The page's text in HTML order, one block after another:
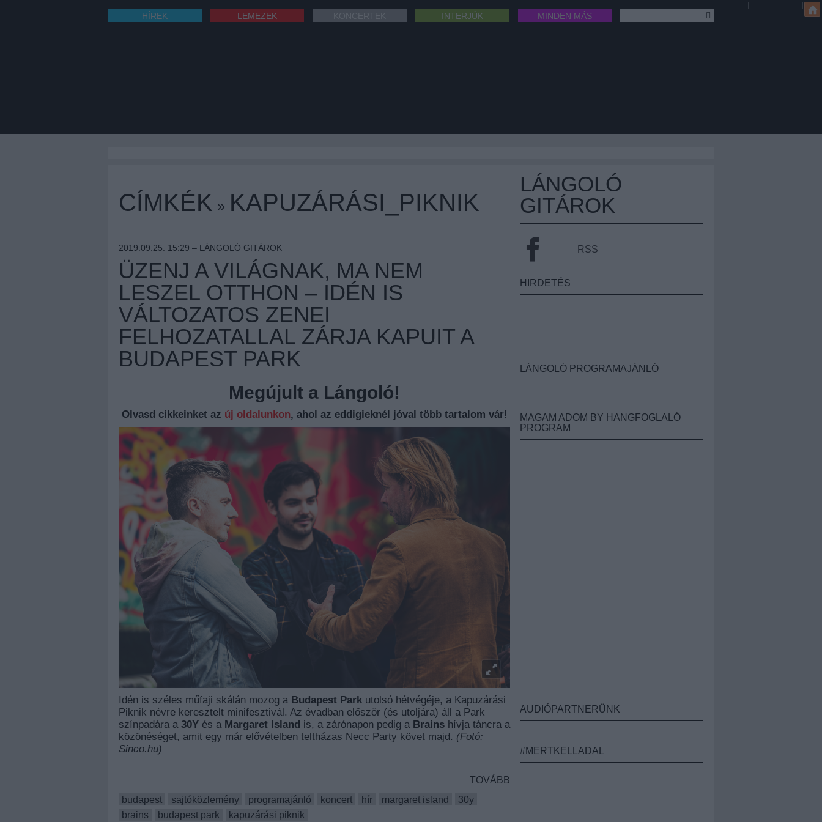
HÍREK LEMEZEK INTERJÚK MINDEN MÁS
CÍMKÉK » KAPUZÁRÁSI_PIKNIK
2019.09.25. 15:29 – LÁNGOLÓ GITÁROK
ÜZENJ A VILÁGNAK, MA NEM
LESZEL OTTHON – IDÉN IS
VÁLTOZATOS ZENEI
FELHOZATALLAL ZÁRJA KAPUIT A
BUDAPEST PARK
Megújult a Lángoló!
Olvasd cikkeinket az új oldalunkon, ahol az eddigieknél jóval több tartalom vár!
Idén is széles műfaji skálán mozog a Budapest Park utolsó hétvégéje, a Kapuzárási
Piknik névre keresztelt minifesztivál. Az évadban először (és utoljára) áll a Park
színpadára a 30Y és a Margaret Island is, a zárónapon pedig a Brains hívja táncra a
közönéséget, amit egy már elővételben teltházas Necc Party követ majd. (Fotó:
Sinco.hu)
TOVÁBB
budapest
sajtóközlemény programajánló koncert hír margaret island
30y
brains
budapest park kapuzárási piknik
LÁNGOLÓ
GITÁROK
RSS
HIRDETÉS
LÁNGOLÓ PROGRAMAJÁNLÓ
MAGAM ADOM BY HANGFOGLALÓ
PROGRAM
AUDIÓPARTNERÜNK
#MERTKELLADAL